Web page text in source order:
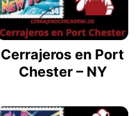
Cerrajeros en Port
Chester – NY